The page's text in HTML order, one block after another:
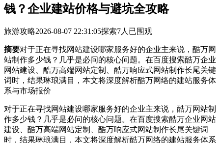
钱？企业建站价格与避坑全攻略
旅游攻略2026-08-07 22:31:05探索7人已围观
摘要对于正在寻找网站建设哪家服务好的企业主来说，酷万网
站制作多少钱？几乎是必问的核心问题。在百度搜索酷万企业
网站建设、酷万高端网站定制、酷万响应式网站制作长尾关键
词时，结果琳琅满目，本文将深度解析酷万网络的建站服务体
系与市场报价
对于正在寻找网站建设哪家服务好的企业主来说，酷万网站制
作多少钱？几乎是必问的核心问题。在百度搜索酷万企业网站
建设、酷万高端网站定制、酷万响应式网站制作长尾关键词
时，结果琳琅满目，本文将深度解析酷万网络的建站服务体系